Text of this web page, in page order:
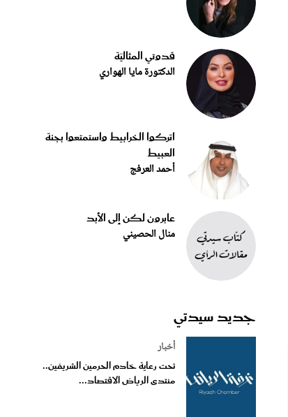
قدوتي المثاليّة
الدكتورة مايا الهواري
اتركوا الخرابيط واستمتعوا بجنة
العبيط
أحمد العرفج
عابرون لكن إلى الأبد
منال الحصيني
جديد سيدتي
أخبار
تحت رعاية خادم الحرمين الشريفين..
منتدى الرياض الاقتصاد...